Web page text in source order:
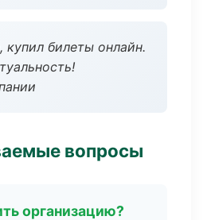
билеты онлайн.
вопросы
организацию?